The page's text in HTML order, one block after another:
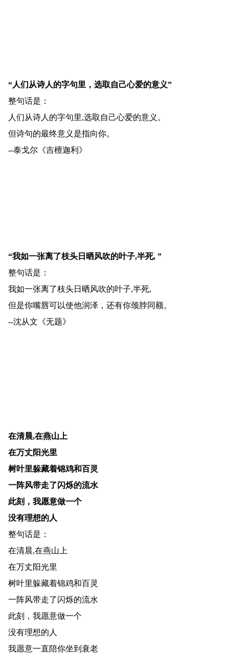
“人们从诗人的字句里，选取自己心爱的意义”
整句话是：
人们从诗人的字句里,选取自己心爱的意义。
但诗句的最终意义是指向你。
--泰戈尔《吉檀迦利》
“我如一张离了枝头日晒风吹的叶子,半死, ”
整句话是：
我如一张离了枝头日晒风吹的叶子,半死,
但是你嘴唇可以使他润泽，还有你颈脖同额。
--沈从文《无题》
在清晨,在燕山上
在万丈阳光里
树叶里躲藏着锦鸡和百灵
一阵风带走了闪烁的流水
此刻，我愿意做一个
没有理想的人
整句话是：
在清晨,在燕山上
在万丈阳光里
树叶里躲藏着锦鸡和百灵
一阵风带走了闪烁的流水
此刻，我愿意做一个
没有理想的人
我愿意一直陪你坐到衰老